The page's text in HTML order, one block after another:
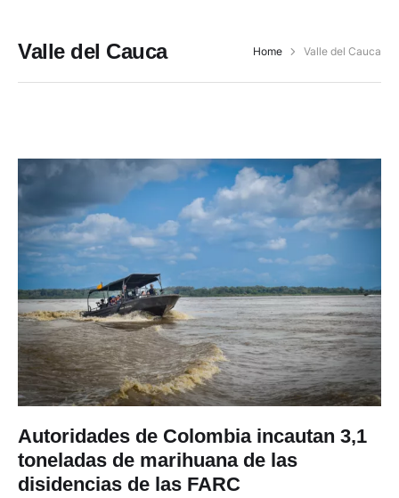
Valle del Cauca Home Valle del Cauca
Autoridades de Colombia incautan 3,1
toneladas de marihuana de las
disidencias de las FARC